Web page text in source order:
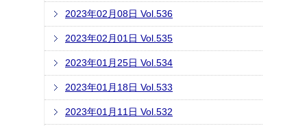
2023年02月08日 Vol.536
2023年02月01日 Vol.535
2023年01月25日 Vol.534
2023年01月18日 Vol.533
2023年01月11日 Vol.532